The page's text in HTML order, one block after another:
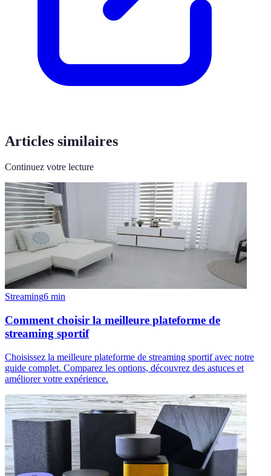
Articles similaires
Continuez votre lecture
Streaming6 min
Comment choisir la meilleure plateforme de
streaming sportif
Choisissez la meilleure plateforme de streaming sportif avec notre
guide complet. Comparez les options, découvrez des astuces et
améliorer votre expérience.